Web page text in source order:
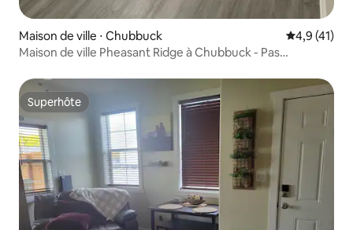
Maison de ville ⋅ Chubbuck Évaluation
4,9 (41)
Maison de ville Pheasant Ridge à Chubbuck - Pas
Superhôte
Superhôte